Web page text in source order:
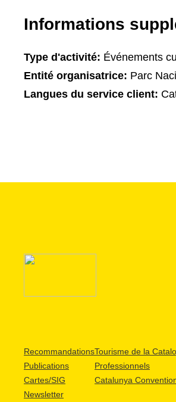
Informations
Type d'activité: Événements
Entité organisatrice: Parc
Langues du service client:
Recommandations
Publications
Cartes/SIG
Newsletter
Tourisme de la
Professionnels
Catalunya